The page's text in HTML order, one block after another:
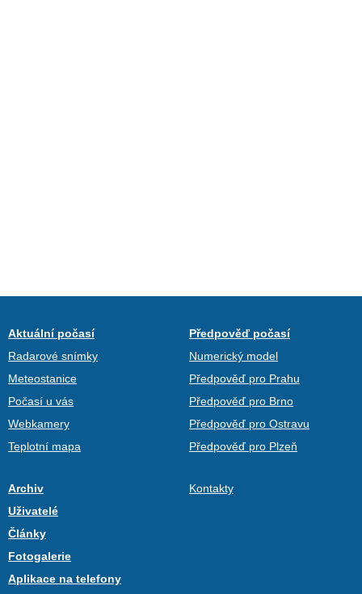
Aktuální počasí
Radarové snímky
Meteostanice
Počasí u vás
Webkamery
Teplotní mapa
Předpověď počasí
Numerický model
Předpověď pro Prahu
Předpověď pro Brno
Předpověď pro Ostravu
Předpověď pro Plzeň
Archiv
Uživatelé
Články
Fotogalerie
Aplikace na telefony
Kontakty